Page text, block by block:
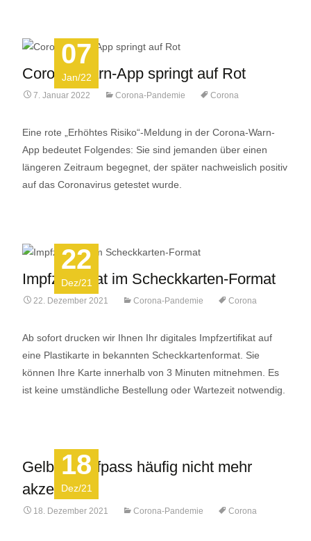
07
Jan/22
Corona-Warn-App springt auf Rot
7. Januar 2022 Corona-Pandemie Corona
Eine rote „Erhöhtes Risiko“-Meldung in der Corona-Warn-
App bedeutet Folgendes: Sie sind jemanden über einen
längeren Zeitraum begegnet, der später nachweislich positiv
auf das Coronavirus getestet wurde.
22
Dez/21
Impfzertifikat im Scheckkarten-Format
22. Dezember 2021 Corona-Pandemie Corona
Ab sofort drucken wir Ihnen Ihr digitales Impfzertifikat auf
eine Plastikarte in bekannten Scheckkartenformat. Sie
können Ihre Karte innerhalb von 3 Minuten mitnehmen. Es
ist keine umständliche Bestellung oder Wartezeit notwendig.
18
Dez/21
Gelber Impfpass häufig nicht mehr
akzeptiert
18. Dezember 2021 Corona-Pandemie Corona